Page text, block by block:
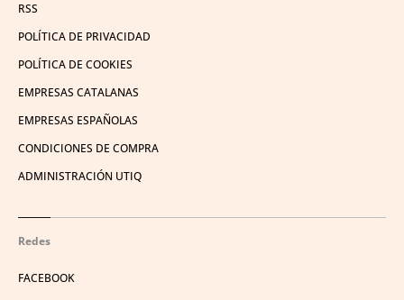
RSS
POLÍTICA DE PRIVACIDAD
POLÍTICA DE COOKIES
EMPRESAS CATALANAS
EMPRESAS ESPAÑOLAS
CONDICIONES DE COMPRA
ADMINISTRACIÓN UTIQ
Redes
FACEBOOK